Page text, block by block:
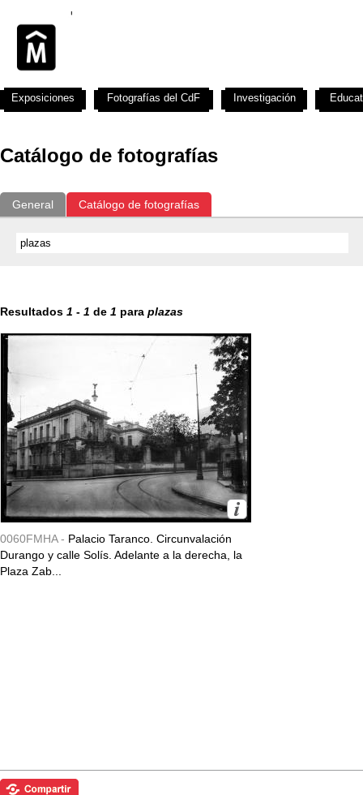
Catálogo de fotografías
General Catálogo de fotografías
Resultados 1 - 1 de 1 para plazas
0060FMHA - Palacio Taranco. Circunvalación
Durango y calle Solís. Adelante a la derecha, la
Plaza Zab...
Exposiciones Fotografías del CdF Investigación